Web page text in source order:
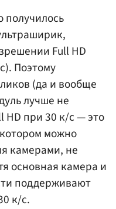
получилось
Full HD
Поэтому
(да и вообще
лучше не
HD при 30 к/с — это
можно
камерами, не
основная камера и
поддерживают
к/с.